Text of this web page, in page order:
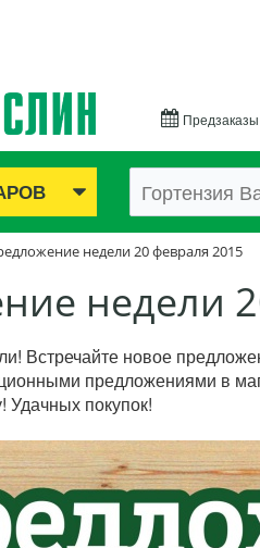
Предзаказы
недели 20 февраля 2015
недели
Встречайте новое
предложениями в
Удачных покупок!